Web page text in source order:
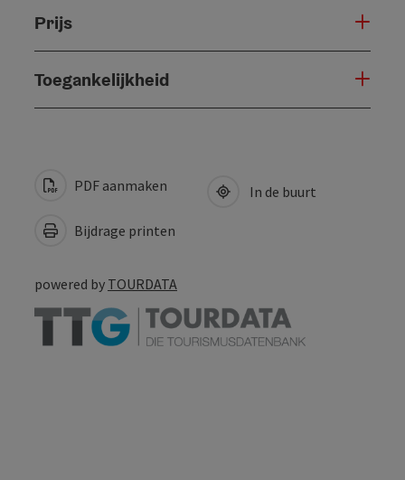
Prijs
Toegankelijkheid
PDF aanmaken
Bijdrage printen
In de buurt
powered by TOURDATA